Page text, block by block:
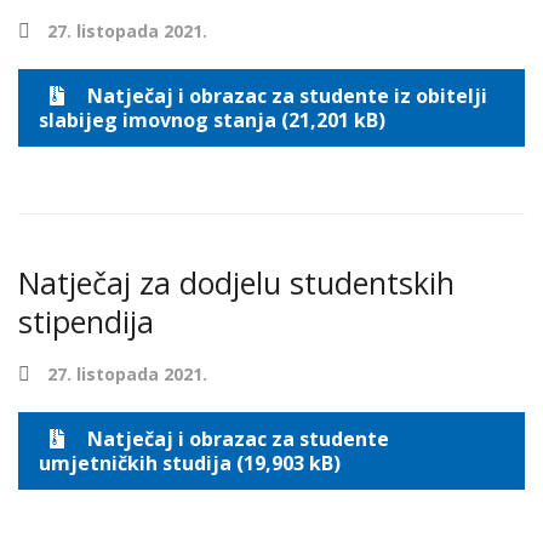
27. listopada 2021.
Natječaj i obrazac za studente iz obitelji
slabijeg imovnog stanja (21,201 kB)
Natječaj za dodjelu studentskih
stipendija
27. listopada 2021.
Natječaj i obrazac za studente
umjetničkih studija (19,903 kB)